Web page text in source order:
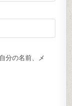
分の名前、メ